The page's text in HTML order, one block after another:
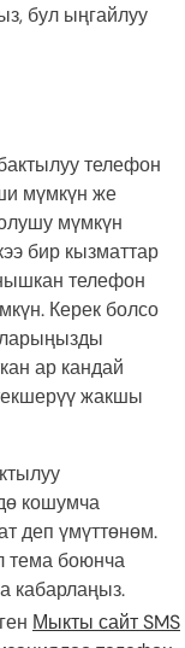
бул ыңгайлуу
телефон
мүмкүн же
мүмкүн
бир кызматтар
телефон
Керек болсо
ар кандай
жакшы
кошумча
деп үмүттөнөм.
тема боюнча
кабарлаңыз.
Мыкты сайт SMS